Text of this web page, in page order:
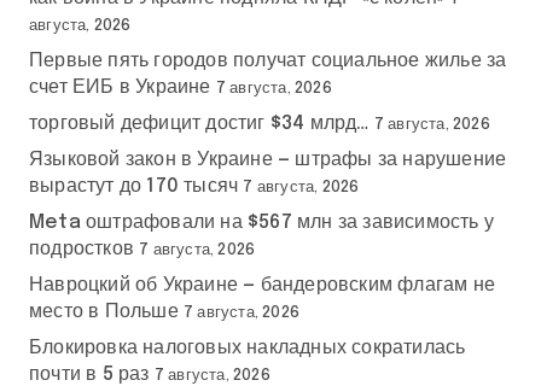
августа, 2026
Первые пять городов получат социальное жилье за
счет ЕИБ в Украине 7 августа, 2026
торговый дефицит достиг $34 млрд… 7 августа, 2026
Языковой закон в Украине — штрафы за нарушение
вырастут до 170 тысяч 7 августа, 2026
Meta оштрафовали на $567 млн за зависимость у
подростков 7 августа, 2026
Навроцкий об Украине — бандеровским флагам не
место в Польше 7 августа, 2026
Блокировка налоговых накладных сократилась
почти в 5 раз 7 августа, 2026